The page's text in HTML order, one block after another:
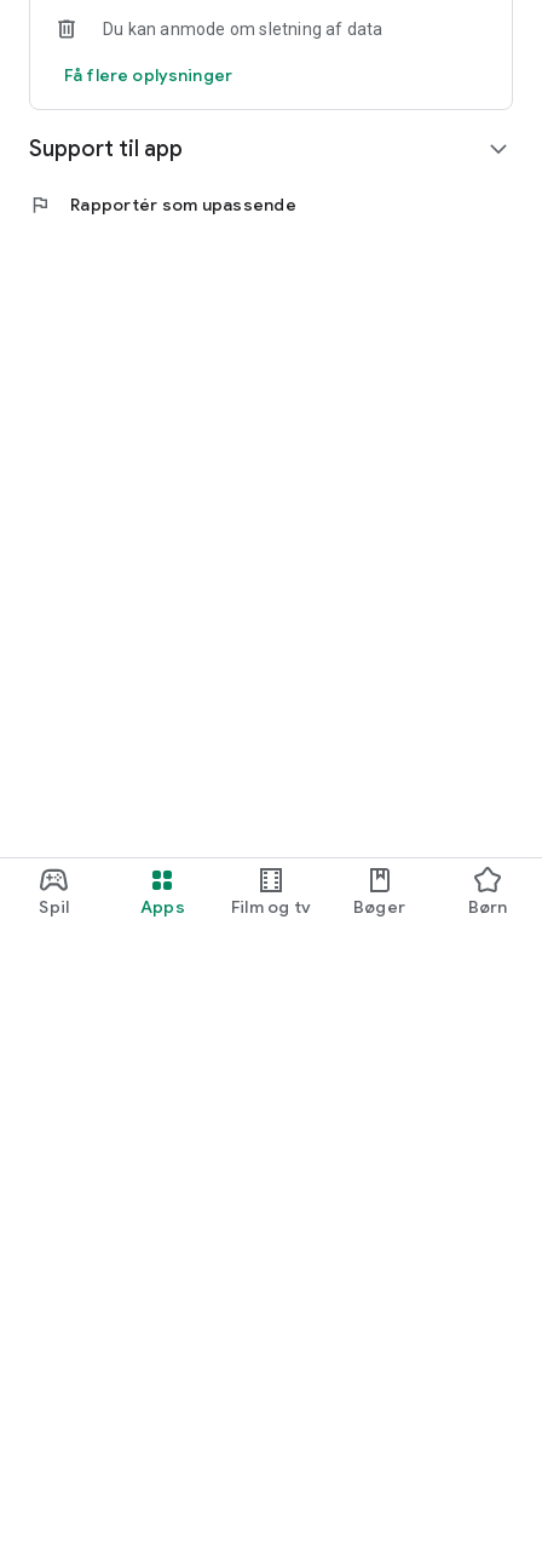
Spil Apps Film og tv Bøger Børn
Du kan anmode om sletning af data
Få flere oplysninger
Support til app expand_more
flag Rapportér som upassende